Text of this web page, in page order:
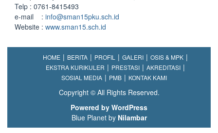
Telp : 0761-8415493
e-mail : info@sman15pku.sch.id
Website : www.sman15.sch.id
HOME BERITA PROFIL GALERI
OSIS & MPK
EKSTRA KURIKULER
PRESTASI
AKREDITASI
SOSIAL MEDIA
PMB KONTAK KAMI
Copyright © All Rights Reserved.
Powered by WordPress
Blue Planet by Nilambar